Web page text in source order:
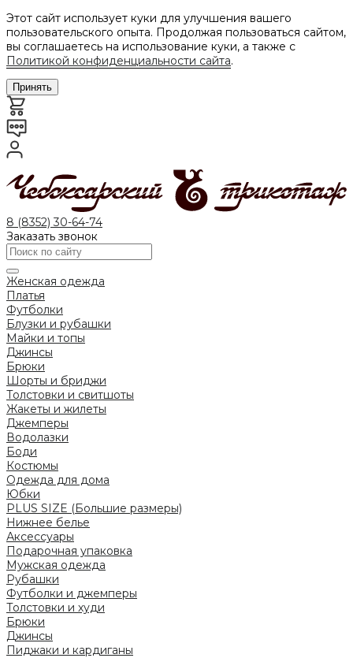
Этот сайт использует куки для улучшения вашего
пользовательского опыта. Продолжая пользоваться сайтом,
вы соглашаетесь на использование куки, а также с
Политикой конфиденциальности сайта.
Принять
8 (8352) 30-64-74
Заказать звонок
Женская одежда
Платья
Футболки
Блузки и рубашки
Майки и топы
Джинсы
Брюки
Шорты и бриджи
Толстовки и свитшоты
Жакеты и жилеты
Джемперы
Водолазки
Боди
Костюмы
Одежда для дома
Юбки
PLUS SIZE (Большие размеры)
Нижнее белье
Аксессуары
Подарочная упаковка
Мужская одежда
Рубашки
Футболки и джемперы
Толстовки и худи
Брюки
Джинсы
Пиджаки и кардиганы